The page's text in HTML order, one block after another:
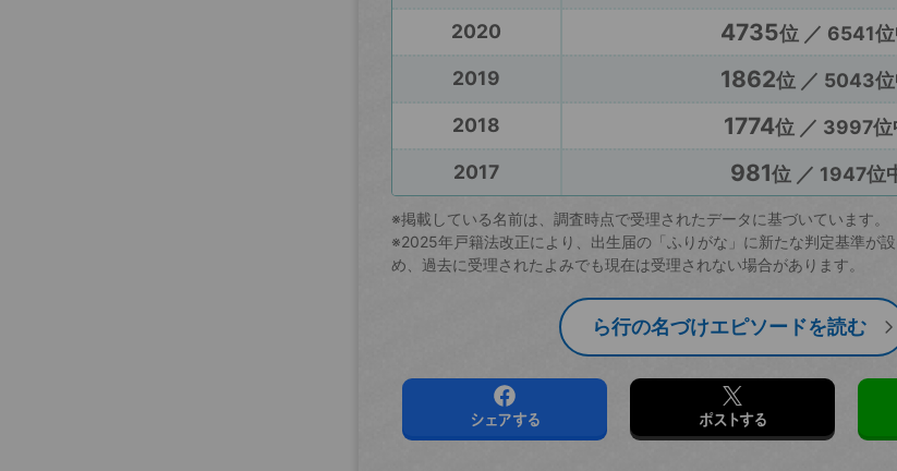
2020
4735位 ／ 6541
2019
1862位 ／ 5043
2018
1774位 ／ 3997位
2017
981位 ／ 1947位
※掲載している名前は、調査時点で受理されたデータに基づいています。
※2025年戸籍法改正により、出生届の「ふりがな」に新たな判定基準が
め、過去に受理されたよみでも現在は受理されない場合があります。
ら行の名づけエピソードを読む
シェアする ポストする